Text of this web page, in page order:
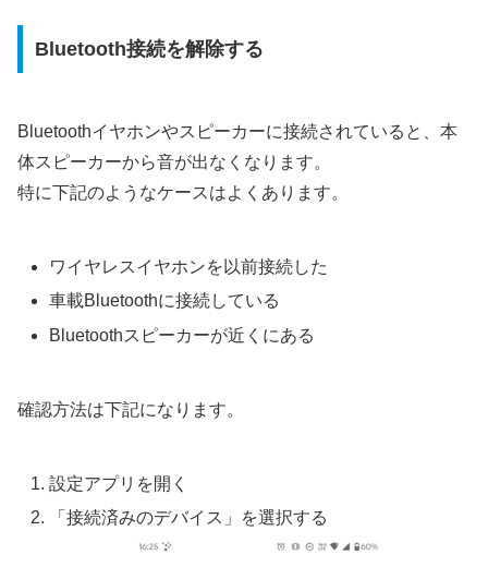
Bluetooth接続を解除する
Bluetoothイヤホンやスピーカーに接続されていると、本
体スピーカーから音が出なくなります。
特に下記のようなケースはよくあります。
ワイヤレスイヤホンを以前接続した
車載Bluetoothに接続している
Bluetoothスピーカーが近くにある
確認方法は下記になります。
設定アプリを開く
「接続済みのデバイス」を選択する